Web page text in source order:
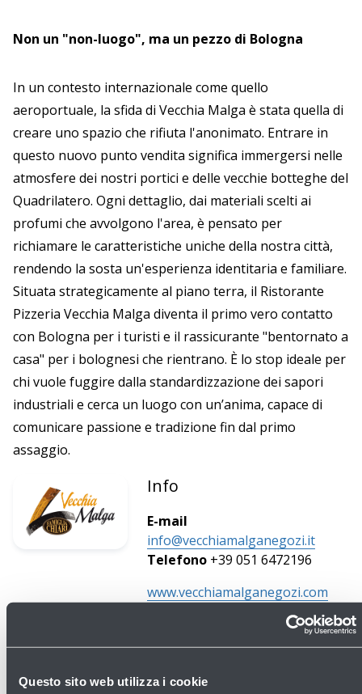
Questo sito web utilizza i cookie
Non un "non-luogo", ma un pezzo di Bologna
In un contesto internazionale come quello
aeroportuale, la sfida di Vecchia Malga è stata quella di
creare uno spazio che rifiuta l'anonimato. Entrare in
questo nuovo punto vendita significa immergersi nelle
atmosfere dei nostri portici e delle vecchie botteghe del
Quadrilatero. Ogni dettaglio, dai materiali scelti ai
profumi che avvolgono l'area, è pensato per
richiamare le caratteristiche uniche della nostra città,
rendendo la sosta un'esperienza identitaria e familiare.
Situata strategicamente al piano terra, il Ristorante
Pizzeria Vecchia Malga diventa il primo vero contatto
con Bologna per i turisti e il rassicurante "bentornato a
casa" per i bolognesi che rientrano. È lo stop ideale per
chi vuole fuggire dalla standardizzazione dei sapori
industriali e cerca un luogo con un’anima, capace di
comunicare passione e tradizione fin dal primo
assaggio.
Info
E-mail
info@vecchiamalganegozi.it
Telefono +39 051 6472196
www.vecchiamalganegozi.com